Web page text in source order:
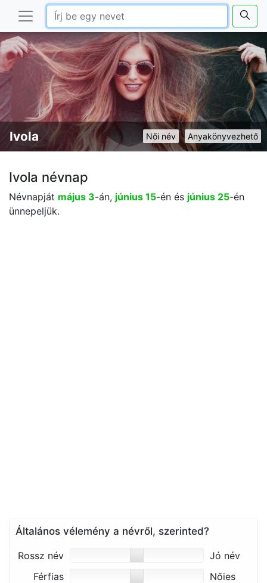
Anyakönyvezhető
Női név
Ivola
Ivola névnap
Névnapját május 3-án, június 15-én és június 25-én
ünnepeljük.
Általános vélemény a névről, szerinted?
Rossz név
Jó név
Férfias
Nőies